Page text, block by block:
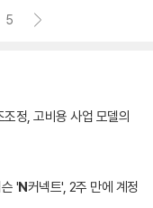
5
정, 고비용 사업 모델의
'N커넥트', 2주 만에 계정